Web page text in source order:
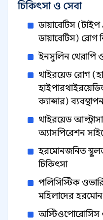
চিকিৎসা ও সেবা
ডায়াবেটিস
ডায়াবেটিস) রোগ
ইনসুলিন থেরাপি ও
থাইরয়েড রোগ
ক্যান্সার)
থাইরয়েড
অ্যাসপিরেশন
হরমোনজনিত
চিকিৎসা
পলিসিস্টিক
মহিলাদের
অস্টিওপোরোসিস ও